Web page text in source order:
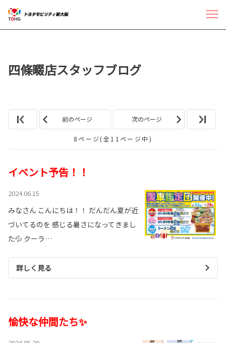
四條畷店スタッフブログ
前のページ 次のページ
8ページ(全11ページ中)
イベント予告！！
2024.06.15
みなさん こんにちは！！ だんだん夏が近
づいてるのを 感じる暑さになってきまし
た💦 クーラ…
詳しく見る
愉快な仲間たち✨